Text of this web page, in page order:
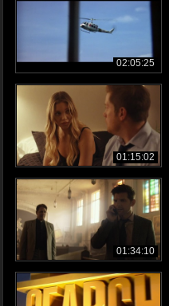
02:05:25
01:15:02
01:34:10